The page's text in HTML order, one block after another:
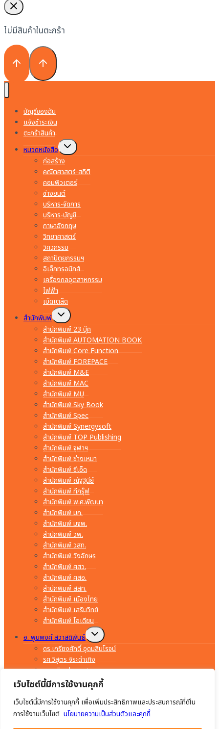
เว็บไซต์นี้มีการใช้งานคุกกี้
เว็บไซต์นี้มีการใช้งานคุกกี้ เพื่อเพิ่มประสิทธิภาพและประสบการณ์ที่ดีใน
การใช้งานเว็บไซต์ นโยบายความเป็นส่วนตัวและคุกกี้
ไม่มีสินค้าในตะกร้า
บัญชีของฉัน
แจ้งชำระเงิน
ตะกร้าสินค้า
หมวดหนังสือ
Toggle
child
menu
ก่อสร้าง
คณิตศาสตร์-สถิติ
คอมพิวเตอร์
ช่างยนต์
บริหาร-จัดการ
บริหาร-บัญชี
ภาษาอังกฤษ
วิทยาศาสตร์
วิศวกรรม
สถาปัตยกรรมฯ
อิเล็กทรอนิกส์
เครื่องกลอุตสาหกรรม
ไฟฟ้า
เบ็ดเตล็ด
สำนักพิมพ์
Toggle
child
menu
สำนักพิมพ์ 23 บุ๊ค
สำนักพิมพ์ AUTOMATION BOOK
สำนักพิมพ์ Core Function
สำนักพิมพ์ FOREPACE
สำนักพิมพ์ M&E
สำนักพิมพ์ MAC
สำนักพิมพ์ MU
สำนักพิมพ์ Sky Book
สำนักพิมพ์ Spec
สำนักพิมพ์ Synergysoft
สำนักพิมพ์ TOP Publishing
สำนักพิมพ์ จุฬาฯ
สำนักพิมพ์ ช่างเหมา
สำนักพิมพ์ ซีเอ็ด
สำนักพิมพ์ ณัฐฐินีย์
สำนักพิมพ์ ทีกรุ๊ฟ
สำนักพิมพ์ พ.ศ.พัฒนา
สำนักพิมพ์ มก.
สำนักพิมพ์ มจพ.
สำนักพิมพ์ วพ.
สำนักพิมพ์ วสท.
สำนักพิมพ์ วังอักษร
สำนักพิมพ์ ศสว.
สำนักพิมพ์ ศสอ.
สำนักพิมพ์ สสท.
สำนักพิมพ์ เมืองไทย
สำนักพิมพ์ เสริมวิทย์
สำนักพิมพ์ โอเดียน
อ. พูนพงศ์ สวาสดิพันธ์
Toggle
child
menu
ดร.เกรียงศักดิ์ อุดมสินโรจน์
รศ.วิสูตร จิระดำเกิง
อ.พรจิต ประทุมสุวรรณ
อ.มงคล ทองสงคราม
อ.ยรรยง ทรัพย์สุขอำนวย
อ.สำราญ คำยิ่ง
อ.อร่าม เริงฤทธิ์